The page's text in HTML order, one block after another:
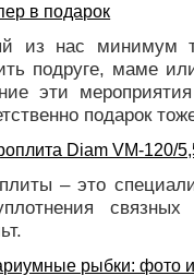
в подарок
из нас минимум
подруге, маме
эти
подарок
Diam VM-120/
– это
рыбки: фото